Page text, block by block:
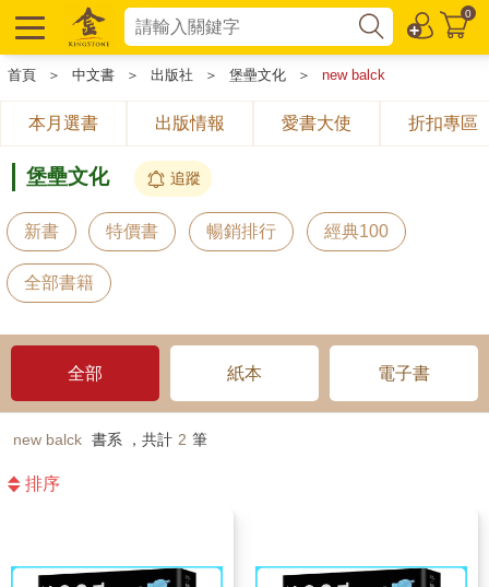
0
首頁 ＞ 中文書 ＞ 出版社 ＞ 堡壘文化 ＞ new balck
本月選書 出版情報 愛書大使 折扣專區
堡壘文化 追蹤
新書 特價書 暢銷排行 經典100
全部書籍
全部 紙本 電子書
new balck 書系 ，共計 2 筆
排序